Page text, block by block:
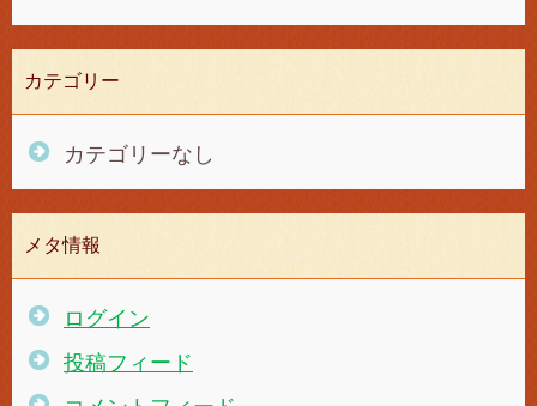
カテゴリー
カテゴリーなし
メタ情報
ログイン
投稿フィード